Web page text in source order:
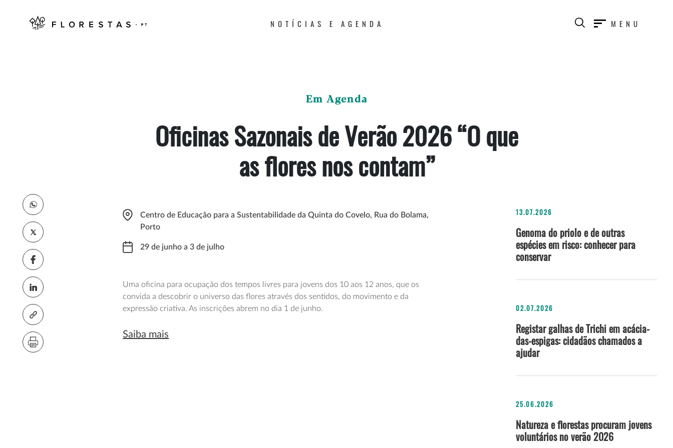
NOTÍCIAS E AGENDA MENU
Em Agenda
Oficinas Sazonais de Verão 2026 “O que
as flores nos contam”
Centro de Educação para a Sustentabilidade da Quinta do Covelo, Rua do Bolama,
Porto
29 de junho a 3 de julho
Uma oficina para ocupação dos tempos livres para jovens dos 10 aos 12 anos, que os
convida a descobrir o universo das flores através dos sentidos, do movimento e da
expressão criativa. As inscrições abrem no dia 1 de junho.
Saiba mais
13.07.2026
Genoma do priolo e de outras
espécies em risco: conhecer para
conservar
02.07.2026
Registar galhas de Trichi em acácia-
das-espigas: cidadãos chamados a
ajudar
25.06.2026
Natureza e florestas procuram jovens
voluntários no verão 2026